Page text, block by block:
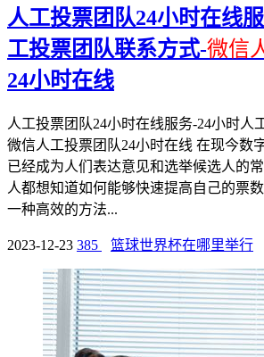
人工投票团队24小时在线
工投票团队联系方式-微信
24小时在线
人工投票团队24小时在线服务-24小时人
微信人工投票团队24小时在线 在现今数
已经成为人们表达意见和选举候选人的
人都想知道如何能够快速提高自己的票
一种高效的方法...
2023-12-23 385 篮球世界杯在哪里举行